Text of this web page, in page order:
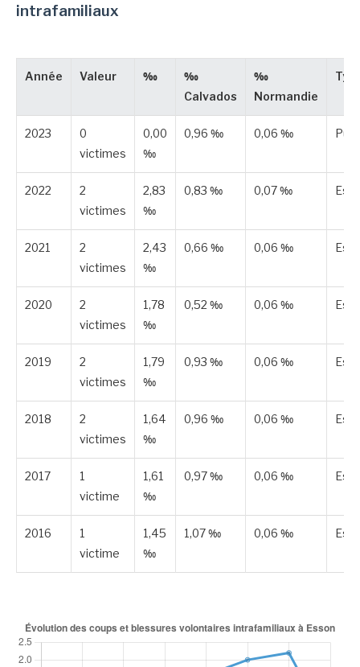
intrafamiliaux
Année Valeur ‰
‰
Calvados
‰
Normandie
2023
0
victimes
0,00
‰
0,96 ‰ 0,06 ‰
2022
2
victimes
2,83
‰
0,83 ‰ 0,07 ‰
2021
2
victimes
2,43
‰
0,66 ‰ 0,06 ‰
2020
2
victimes
1,78
‰
0,52 ‰ 0,06 ‰
2019
2
victimes
1,79
‰
0,93 ‰ 0,06 ‰
2018
2
victimes
1,64
‰
0,96 ‰ 0,06 ‰
2017
1
victime
1,61
‰
0,97 ‰ 0,06 ‰
2016
1
victime
1,45
‰
1,07 ‰ 0,06 ‰